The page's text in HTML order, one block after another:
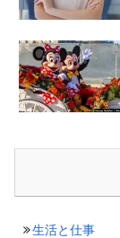
生活と仕事